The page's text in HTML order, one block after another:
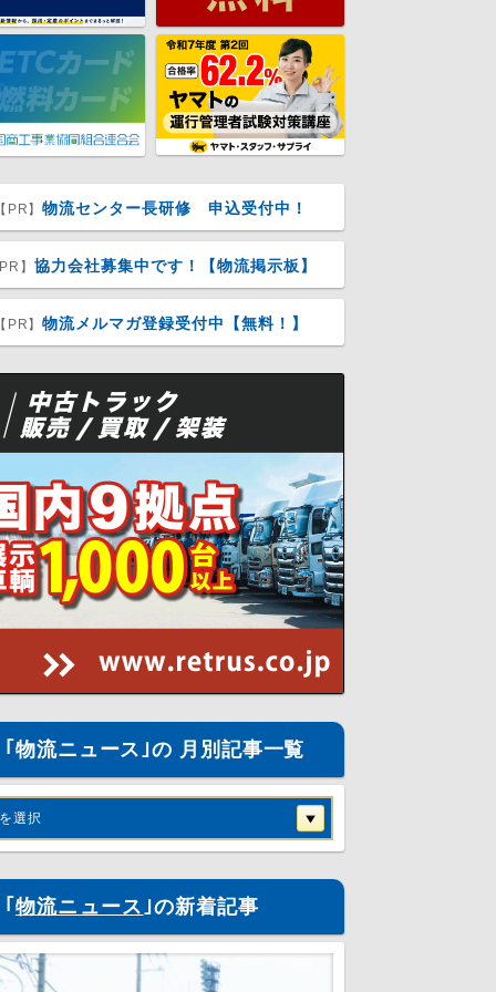
PR】物流センター長研修 申込受付中！
】 協力会社募集中です！【物流掲示板】
PR】物流メルマガ登録受付中【無料！】
｢物流ニュース｣の 月別記事一覧
選択
｢ 物流ニュース ｣の新着記事